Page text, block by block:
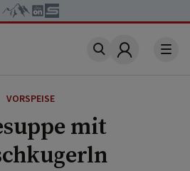
Account
VORSPEISE
mit